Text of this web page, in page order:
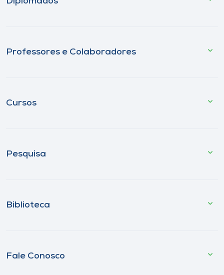
Professores e Colaboradores
Cursos
Pesquisa
Biblioteca
Fale Conosco